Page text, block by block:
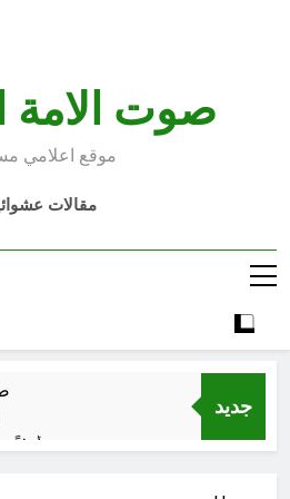
صوت الامة
موقع اعلامي
مقالات
جديد
أهلاً